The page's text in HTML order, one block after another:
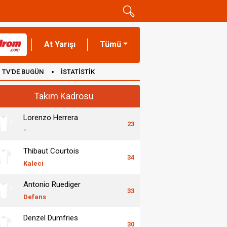
At Yarışı Tümü
TV'DE BUGÜN İSTATİSTİK
Takım Kadrosu
Lorenzo Herrera
-
23
Thibaut Courtois
Kaleci
34
Antonio Ruediger
Defans
33
Denzel Dumfries
30